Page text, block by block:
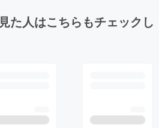
た人はこちらもチェックし